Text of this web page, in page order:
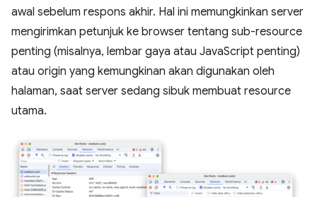
awal sebelum respons akhir. Hal ini memungkinkan server
mengirimkan petunjuk ke browser tentang sub-resource
penting (misalnya, lembar gaya atau JavaScript penting)
atau origin yang kemungkinan akan digunakan oleh
halaman, saat server sedang sibuk membuat resource
utama.